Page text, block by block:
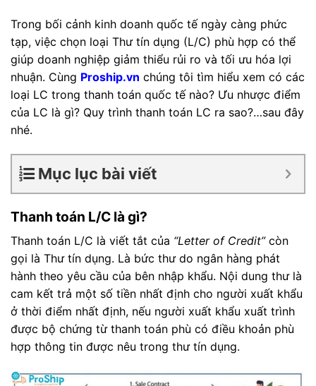
Trong bối cảnh kinh doanh quốc tế ngày càng phức
tạp, việc chọn loại Thư tín dụng (L/C) phù hợp có thể
giúp doanh nghiệp giảm thiểu rủi ro và tối ưu hóa lợi
nhuận. Cùng Proship.vn chúng tôi tìm hiểu xem có các
loại LC trong thanh toán quốc tế nào? Ưu nhược điểm
của LC là gì? Quy trình thanh toán LC ra sao?…sau đây
nhé.
Mục lục bài viết
Thanh toán L/C là gì?
Thanh toán L/C là viết tắt của “Letter of Credit”còn
gọi là Thư tín dụng. Là bức thư do ngân hàng phát
hành theo yêu cầu của bên nhập khẩu. Nội dung thư là
cam kết trả một số tiền nhất định cho người xuất khẩu
ở thời điểm nhất định, nếu người xuất khẩu xuất trình
được bộ chứng từ thanh toán phù có điều khoản phù
hợp thông tin được nêu trong thư tín dụng.